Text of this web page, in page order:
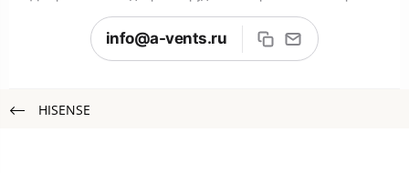
info@a-vents.ru
HISENSE